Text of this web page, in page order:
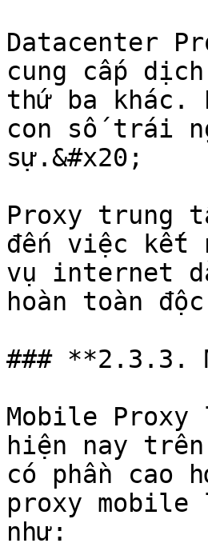
Datacenter
cung cấp
thứ ba khác.
con số trái
sự.&#x20;
Proxy trung
đến việc kết
vụ internet
hoàn toàn
### **2.3.3.
Mobile
hiện nay
có phần cao
proxy
như: